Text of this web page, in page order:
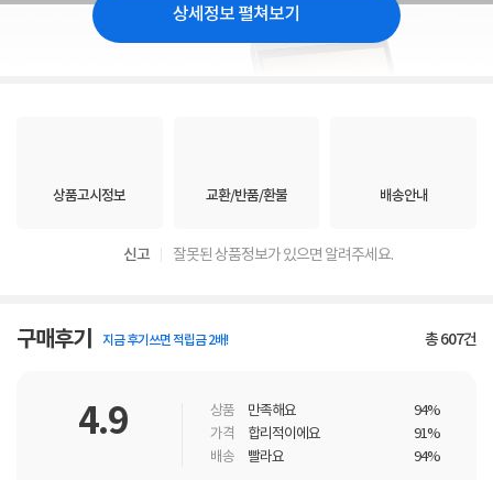
상세정보 펼쳐보기
상품고시정보 교환/반품/환불 배송안내
신고 잘못된 상품정보가 있으면 알려주세요.
구매후기 지금 후기쓰면 적립금 2배! 총607건
4.9 상품 만족해요
94%
가격
합리적이에요
91%
배송
빨라요 94%